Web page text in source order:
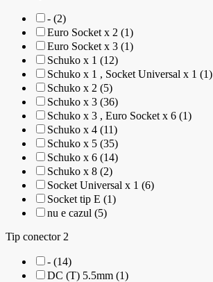
- (2)
Euro Socket x 2 (1)
Euro Socket x 3 (1)
Schuko x 1 (12)
Schuko x 1 , Socket Universal x 1 (1)
Schuko x 2 (5)
Schuko x 3 (36)
Schuko x 3 , Euro Socket x 6 (1)
Schuko x 4 (11)
Schuko x 5 (35)
Schuko x 6 (14)
Schuko x 8 (2)
Socket Universal x 1 (6)
Socket tip E (1)
nu e cazul (5)
Tip conector 2
- (14)
DC (T) 5.5mm (1)